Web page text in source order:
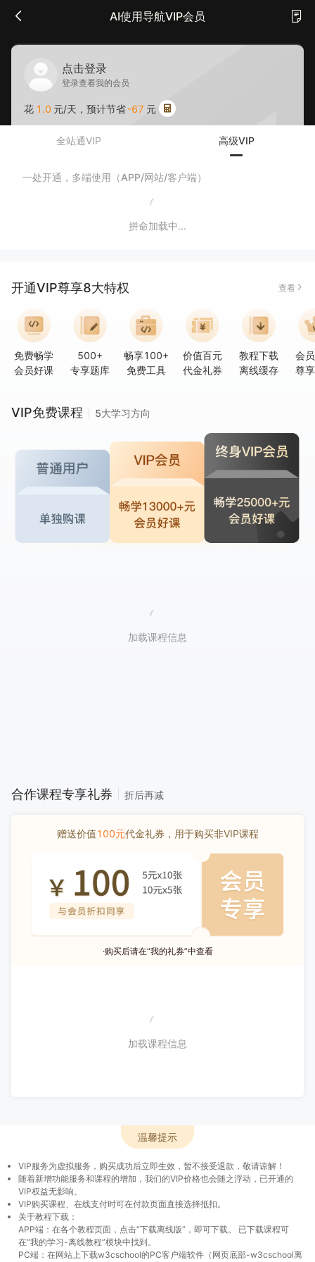
AI使用导航VIP会员
点击登录
登录查看我的会员
花 1.0 元/天，预计节省 -67 元
全站通VIP 高级VIP
一处开通，多端使用（APP/网站/客户端）
拼命加载中...
开通VIP尊享8大特权 查看
免费畅学
会员好课
500+
专享题库
畅享100+
免费工具
价值百元
代金礼券
教程下载
离线缓存
会
尊
VIP免费课程 5大学习方向
加载课程信息
合作课程专享礼券 折后再减
赠送价值100元代金礼券，用于购买非VIP课程
·购买后请在“我的礼券”中查看
加载课程信息
温馨提示
VIP服务为虚拟服务，购买成功后立即生效，暂不接受退款，敬请谅解！
随着新增功能服务和课程的增加，我们的VIP价格也会随之浮动，已开通的
VIP权益无影响。
VIP购买课程、在线支付时可在付款页面直接选择抵扣。
关于教程下载：
APP端：在各个教程页面，点击“下载离线版”，即可下载。 已下载课程可
在“我的学习-离线教程”模块中找到。
PC端：在网站上下载w3cschool的PC客户端软件（网页底部-w3cschool离